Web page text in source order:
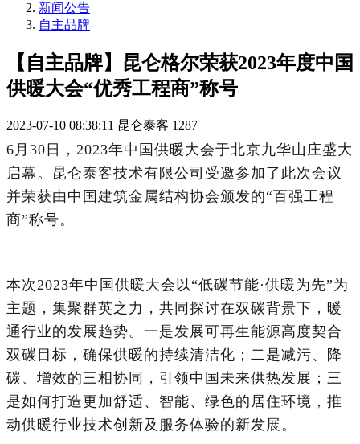
新闻公告
自主品牌
【自主品牌】昆仑格尔荣获2023年度中国
供暖大会“优秀工程商”称号
2023-07-10 08:38:11 昆仑泰客 1287
6月30日，2023年中国供暖大会于北京九华山庄盛大
启幕。昆仑泰客技术有限公司受邀参加了此次会议
并荣获由中国建筑金属结构协会颁发的“百强工程
商”称号。
本次2023年中国供暖大会以“低碳节能·供暖为先”为
主题，集聚群英之力，共同探讨在双碳背景下，暖
通行业的发展趋势。一是发展可再生能源高度契合
双碳目标，确保供暖的持续清洁化；二是减污、降
碳、增效的三相协同，引领中国未来供热发展；三
是如何打造更加舒适、智能、绿色的居住环境，推
动供暖行业技术创新及服务体验的新发展。